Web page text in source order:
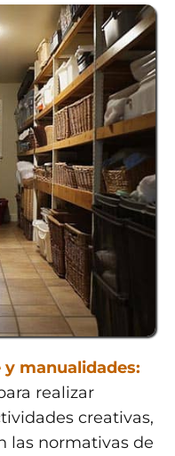
manualidades:
realizar
creativas,
las normativas de